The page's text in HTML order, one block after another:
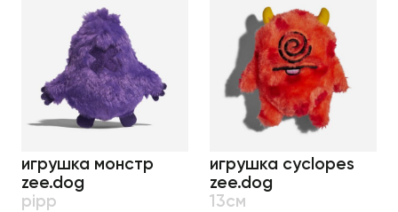
игрушка монстр
zee.dog
pipp
игрушка cyclopes
zee.dog
13см